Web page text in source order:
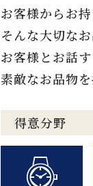
お客様からお
そんな大切な
お客様とお話
素敵なお品物
得意分野